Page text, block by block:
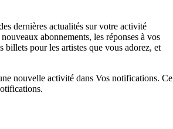
dernières actualités sur votre activité
abonnements, les réponses à vos
billets pour les artistes que vous adorez, et
nouvelle activité dans Vos notifications. Ce